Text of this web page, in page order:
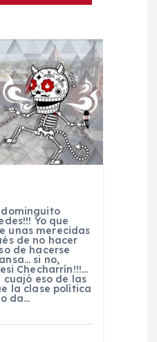
dominguito
Yo que
unas merecidas
de no hacer
de hacerse
si no,
Checharrín!!!…
cuajó eso de las
la clase política
da…